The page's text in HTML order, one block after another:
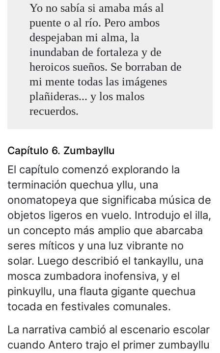
Yo no sabía si amaba más al
puente o al río. Pero ambos
despejaban mi alma, la
inundaban de fortaleza y de
heroicos sueños. Se borraban de
mi mente todas las imágenes
plañideras... y los malos
recuerdos.
Capítulo 6. Zumbayllu
El capítulo comenzó explorando la
terminación quechua yllu, una
onomatopeya que significaba música de
objetos ligeros en vuelo. Introdujo el illa,
un concepto más amplio que abarcaba
seres míticos y una luz vibrante no
solar. Luego describió el tankayllu, una
mosca zumbadora inofensiva, y el
pinkuyllu, una flauta gigante quechua
tocada en festivales comunales.
La narrativa cambió al escenario escolar
cuando Antero trajo el primer zumbayllu